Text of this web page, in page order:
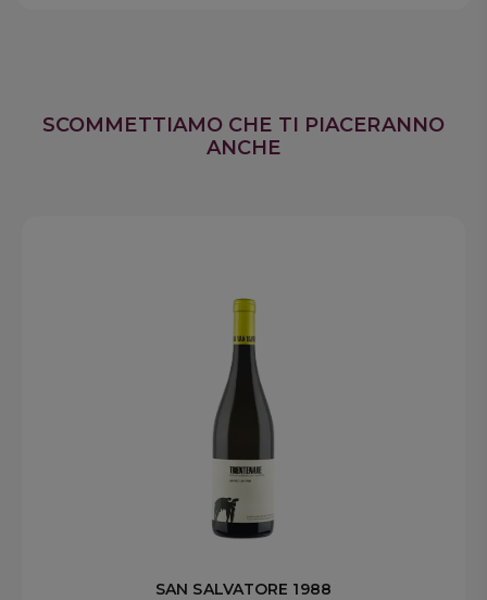
SCOMMETTIAMO CHE TI PIACERANNO
ANCHE
SAN SALVATORE 1988